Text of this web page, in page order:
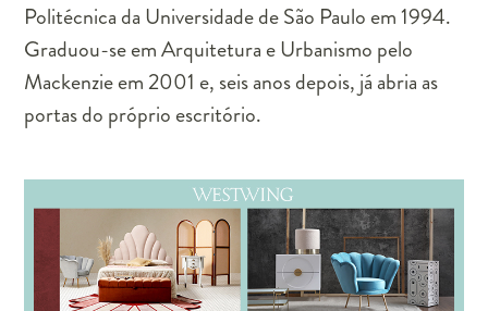
Politécnica da Universidade de São Paulo em 1994.
Graduou-se em Arquitetura e Urbanismo pelo
Mackenzie em 2001 e, seis anos depois, já abria as
portas do próprio escritório.